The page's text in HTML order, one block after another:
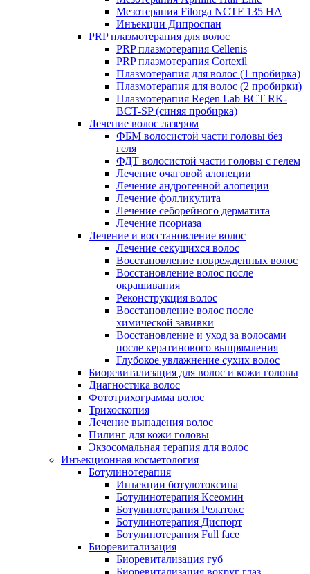
Мезотерапия Filorga NCTF 135 HA
Инъекции Дипроспан
PRP плазмотерапия для волос
PRP плазмотерапия Cellenis
PRP плазмотерапия Cortexil
Плазмотерапия для волос (1 пробирка)
Плазмотерапия для волос (2 пробирки)
Плазмотерапия Regen Lab BCT RK-
BCT-SP (синяя пробирка)
Лечение волос лазером
ФБМ волосистой части головы без
геля
ФДТ волосистой части головы с гелем
Лечение очаговой алопеции
Лечение андрогенной алопеции
Лечение фолликулита
Лечение себорейного дерматита
Лечение псориаза
Лечение и восстановление волос
Лечение секущихся волос
Восстановление поврежденных волос
Восстановление волос после
окрашивания
Реконструкция волос
Восстановление волос после
химической завивки
Восстановление и уход за волосами
после кератинового выпрямления
Глубокое увлажнение сухих волос
Биоревитализация для волос и кожи головы
Диагностика волос
Фототрихограмма волос
Трихоскопия
Лечение выпадения волос
Пилинг для кожи головы
Экзосомальная терапия для волос
Инъекционная косметология
Ботулинотерапия
Инъекции ботулотоксина
Ботулинотерапия Ксеомин
Ботулинотерапия Релатокс
Ботулинотерапия Диспорт
Ботулинотерапия Full face
Биоревитализация
Биоревитализация губ
Биоревитализация вокруг глаз